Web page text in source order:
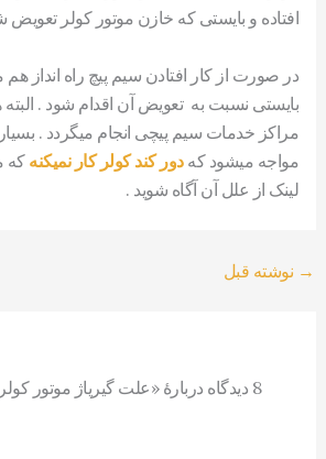
افتاده و بایستی که خازن موتور کولر تعویض
در صورت از کار افتادن سیم پیچ راه انداز هم
بایستی نسبت به تعویض آن اقدام شود .
مراکز خدمات سیم پیچی انجام میگردد .
مواجه میشود کهدور کند کولر کار نمیکنه که
لینک از علل آن آگاه شوید .
→ نوشته قبل
8 دیدگاه دربارهٔ «علت گیرپاژ موتور کولر آبی»